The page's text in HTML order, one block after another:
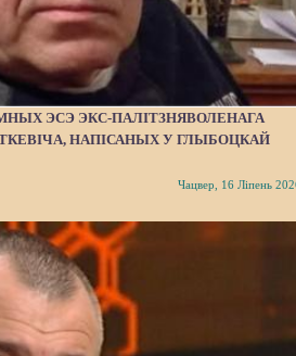
ЭСЭ ЭКС-ПАЛІТЗНЯВОЛЕНАГА
НАПІСАНЫХ У ГЛЫБОЦКАЙ
Чацвер, 16 Ліпень